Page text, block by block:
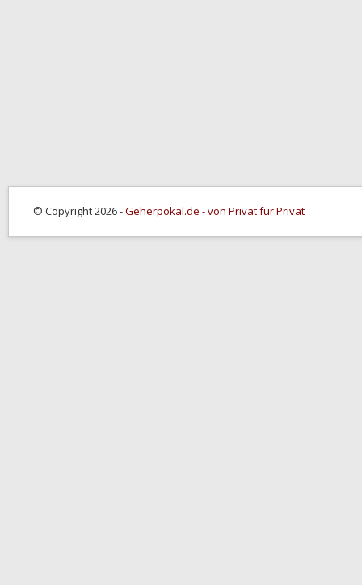
© Copyright 2026 -Geherpokal.de - von Privat für Privat